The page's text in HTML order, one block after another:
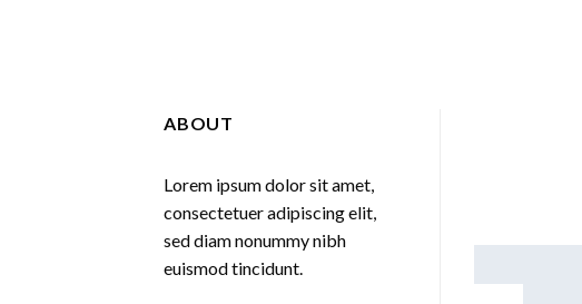
ABOUT
Lorem ipsum dolor sit amet,
consectetuer adipiscing elit,
sed diam nonummy nibh
euismod tincidunt.